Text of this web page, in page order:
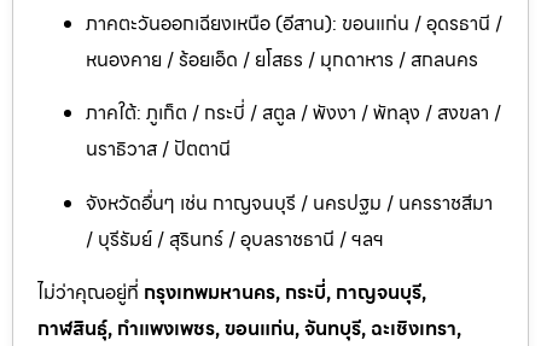
ภาคตะวันออกเฉียงเหนือ (อีสาน): ขอนแก่น / อุดรธานี /
หนองคาย / ร้อยเอ็ด / ยโสธร / มุกดาหาร / สกลนคร
ภาคใต้: ภูเก็ต / กระบี่ / สตูล / พังงา / พัทลุง / สงขลา /
นราธิวาส / ปัตตานี
จังหวัดอื่นๆ เช่น กาญจนบุรี / นครปฐม / นครราชสีมา
/ บุรีรัมย์ / สุรินทร์ / อุบลราชธานี / ฯลฯ
ไม่ว่าคุณอยู่ที่ กรุงเทพมหานคร, กระบี่, กาญจนบุรี,
กาฬสินธุ์, กำแพงเพชร, ขอนแก่น, จันทบุรี, ฉะเชิงเทรา,